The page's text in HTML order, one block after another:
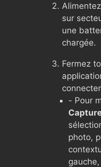
sur
une
chargée.
Fermez
- Pour
photo,